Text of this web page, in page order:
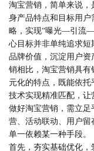
淘宝营销，简单来说，
身产品特点和目标用
略，实现“曝光—引流
心目标并非单纯追求
品牌价值，沉淀用户
销相比，淘宝营销具
元化的特点，既能依
技术实现精准匹配，让
做好淘宝营销，需立
营、活动联动、用户
单一依赖某一种手段。
首先，夯实基础优化